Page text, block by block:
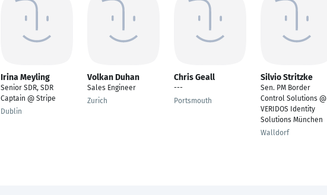
Irina Meyling
Senior SDR, SDR
Captain @ Stripe
Dublin
Volkan Duhan
Sales Engineer
Zurich
Chris Geall
---
Portsmouth
Silvio Stritzke
Sen. PM Border
Control Solutions @
VERIDOS Identity
Solutions München
Walldorf